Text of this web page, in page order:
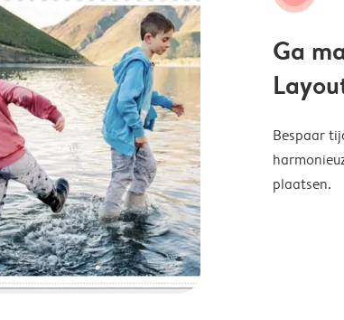
Ga
Bespaar
plaatsen.